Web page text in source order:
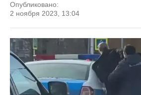
Опубликовано:
2 ноября 2023, 13:04